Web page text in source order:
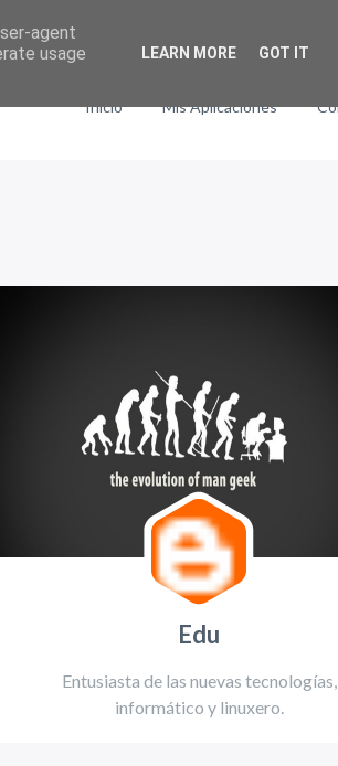
Inicio Mis Aplicaciones
Edu
Entusiasta de las nuevas tecnologías,
informático y linuxero.
agent
usage
LEARN MORE GOT IT